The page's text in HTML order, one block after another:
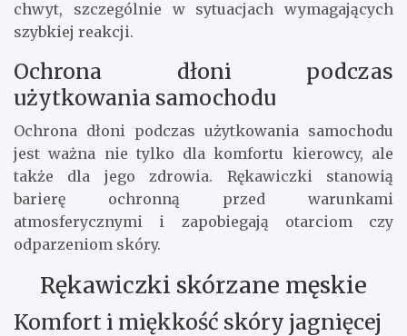
chwyt, szczególnie w sytuacjach wymagających
szybkiej reakcji.
Ochrona dłoni podczas
użytkowania samochodu
Ochrona dłoni podczas użytkowania samochodu
jest ważna nie tylko dla komfortu kierowcy, ale
także dla jego zdrowia. Rękawiczki stanowią
barierę ochronną przed warunkami
atmosferycznymi i zapobiegają otarciom czy
odparzeniom skóry.
Rękawiczki skórzane męskie
Komfort i miękkość skóry jagnięcej